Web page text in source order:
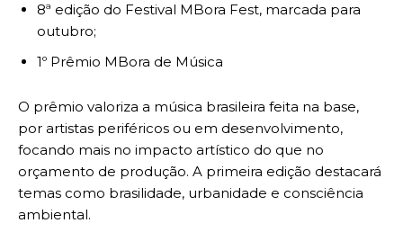
8ª edição do Festival MBora Fest, marcada para
outubro;
1º Prêmio MBora de Música
O prêmio valoriza a música brasileira feita na base,
por artistas periféricos ou em desenvolvimento,
focando mais no impacto artístico do que no
orçamento de produção. A primeira edição destacará
temas como brasilidade, urbanidade e consciência
ambiental.